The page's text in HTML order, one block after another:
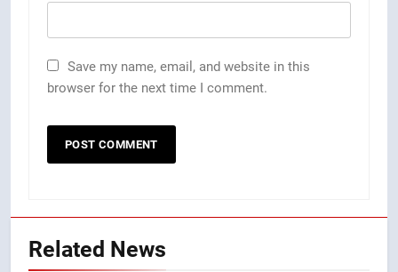
Save my name, email, and website in this
browser for the next time I comment.
Related News